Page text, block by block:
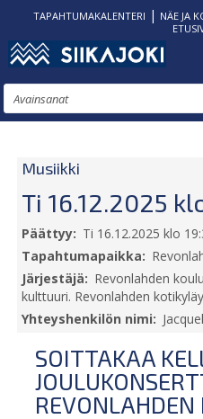
Hyppää
pääsisältöön
TAPAHTUMAKALENTERI | NÄE JA
Etsi
Musiikki
Ti 16.12.2025
Päättyy
Ti 16.12.2025 klo
Tapahtumapaikka
Järjestäjä
Revonlahden
kulttuuri. Revonlahden
Yhteyshenkilön nimi
SOITTAKAA
REVONLAHDEN